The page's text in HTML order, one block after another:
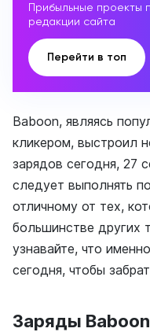
Прибыльные проекты
редакции сайта
Перейти в топ
Baboon, являясь
кликером, выстроил
зарядов сегодня, 27
следует выполнять
отличному от тех,
большинстве других
узнавайте, что
сегодня, чтобы
Заряды